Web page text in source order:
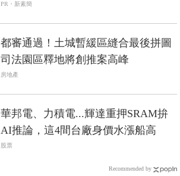
PR・新素簡
都審通過！土城暫緩區縫合最後拼圖
司法園區釋地將創推案高峰
房地產
華邦電、力積電...輝達重押SRAM拚
AI推論，這4間台廠身價水漲船高
股票
Recommended by